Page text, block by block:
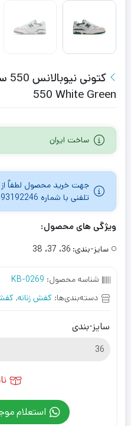
550 White Green
ساخت ایران
جهت خرید محصول لطفاٌ از
تلفنی با شماره 09193192246 تماس بگیرید.
ویژگی های محصول:
سایز-بندی: 36، 37، 38
شناسه محصول: KB-0269
دسته‌بندی‌ها: کفش زنانه,
سایز-بندی
استعلام